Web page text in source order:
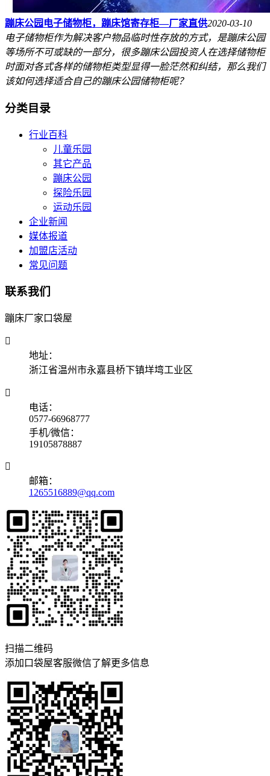
蹦床公园电子储物柜，蹦床馆寄存柜—厂家直供2020-03-10
电子储物柜作为解决客户物品临时性存放的方式，是蹦床公园
等场所不可或缺的一部分，很多蹦床公园投资人在选择储物柜
时面对各式各样的储物柜类型显得一脸茫然和纠结，那么我们
该如何选择适合自己的蹦床公园储物柜呢？
分类目录
行业百科
儿童乐园
其它产品
蹦床公园
探险乐园
运动乐园
企业新闻
媒体报道
加盟店活动
常见问题
联系我们
蹦床厂家口袋屋

地址：
浙江省温州市永嘉县桥下镇垟塆工业区

电话：
0577-66968777
手机/微信：
19105878887

邮箱：
1265516889@qq.com
扫描二维码
添加口袋屋客服微信了解更多信息